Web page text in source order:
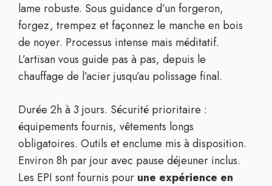
lame robuste. Sous guidance d’un forgeron,
forgez, trempez et façonnez le manche en bois
de noyer. Processus intense mais méditatif.
L’artisan vous guide pas à pas, depuis le
chauffage de l’acier jusqu’au polissage final.
Durée 2h à 3 jours. Sécurité prioritaire :
équipements fournis, vêtements longs
obligatoires. Outils et enclume mis à disposition.
Environ 8h par jour avec pause déjeuner inclus.
Les EPI sont fournis pour une expérience en